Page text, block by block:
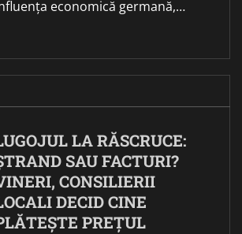
economică germană,…
LA RĂSCRUCE:
SAU FACTURI?
CONSILIERII
DECID CINE
PREȚUL